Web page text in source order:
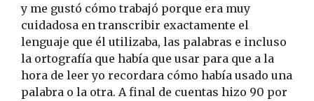
y me gustó cómo trabajó porque era muy
cuidadosa en transcribir exactamente el
lenguaje que él utilizaba, las palabras e incluso
la ortografía que había que usar para que a la
hora de leer yo recordara cómo había usado una
palabra o la otra. A final de cuentas hizo 90 por